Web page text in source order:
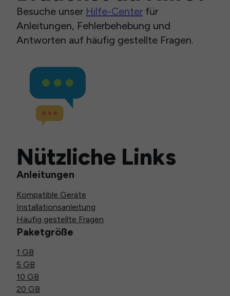
Besuche unser Hilfe-Center für
Anleitungen, Fehlerbehebung und
Antworten auf häufig gestellte Fragen.
Nützliche Links
Anleitungen
Kompatible Geräte
Installationsanleitung
Häufig gestellte Fragen
Paketgröße
1 GB
5 GB
10 GB
20 GB